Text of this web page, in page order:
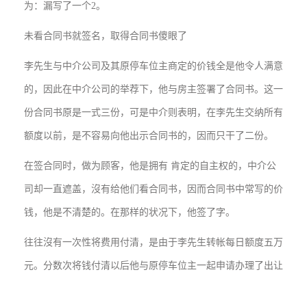
为：漏写了一个2。
未看合同书就签名，取得合同书傻眼了
李先生与中介公司及其原停车位主商定的价钱全是他令人满意
的，因此在中介公司的举荐下，他与房主签署了合同书。这一
份合同书原是一式三份，可是中介则表明，在李先生交纳所有
额度以前，是不容易向他出示合同书的，因而只干了二份。
在签合同时，做为顾客，他是拥有 肯定的自主权的，中介公
司却一直遮盖，沒有给他们看合同书，因而合同书中常写的价
钱，他是不清楚的。在那样的状况下，他签了字。
往往沒有一次性将费用付清，是由于李先生转帐每日额度五万
元。分数次将钱付清以后他与原停车位主一起申请办理了出让